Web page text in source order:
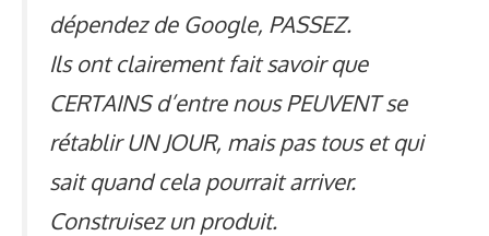
dépendez de Google, PASSEZ.
Ils ont clairement fait savoir que
CERTAINS d’entre nous PEUVENT se
rétablir UN JOUR, mais pas tous et qui
sait quand cela pourrait arriver.
Construisez un produit.